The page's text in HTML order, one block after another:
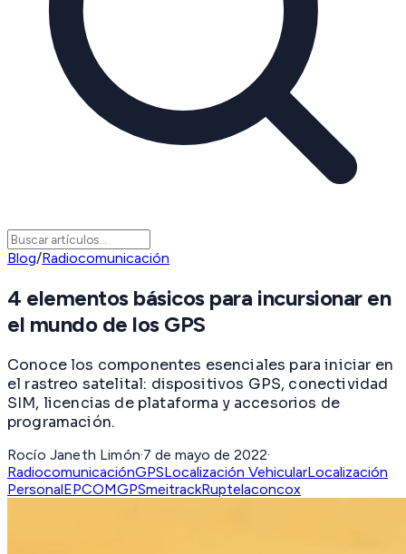
Blog/Radiocomunicación
4 elementos básicos para incursionar en
el mundo de los GPS
Conoce los componentes esenciales para iniciar en
el rastreo satelital: dispositivos GPS, conectividad
SIM, licencias de plataforma y accesorios de
programación.
Rocío Janeth Limón·7 de mayo de 2022·
RadiocomunicaciónGPSLocalización VehicularLocalización
PersonalEPCOMGPSmeitrackRuptelaconcox